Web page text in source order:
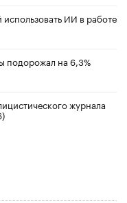
ИИ в работе
подорожал на 6,3%
журнала